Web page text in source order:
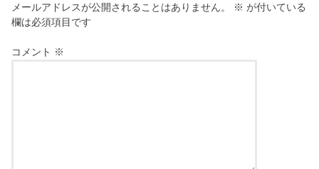
メールアドレスが公開されることはありません。 ※ が付いている
欄は必須項目です
コメント ※